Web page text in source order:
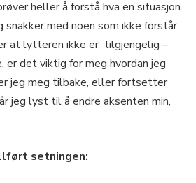
heller å forstå hva en situasjon
snakker med noen som ikke forstår
at lytteren ikke er tilgjengelig –
er det viktig for meg hvordan jeg
jeg meg tilbake, eller fortsetter
jeg lyst til å endre aksenten min,
setningen: